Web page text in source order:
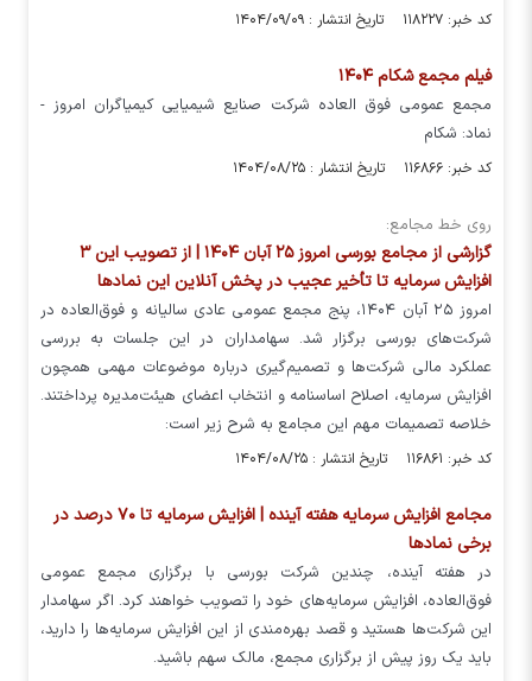
کد خبر: ۱۱۸۲۲۷ تاریخ انتشار : ۱۴۰۴/۰۹/۰۹
فیلم مجمع شکام ۱۴۰۴
مجمع عمومی فوق العاده شرکت صنایع شیمیایی کیمیاگران امروز -
نماد: شکام
کد خبر: ۱۱۶۸۶۶ تاریخ انتشار : ۱۴۰۴/۰۸/۲۵
روی خط مجامع:
گزارشی از مجامع بورسی امروز ۲۵ آبان ۱۴۰۴ | از تصویب این ۳
افزایش سرمایه تا تأخیر عجیب در پخش آنلاین این نماد‌ها
امروز ۲۵ آبان ۱۴۰۴، پنج مجمع عمومی عادی سالیانه و فوق‌العاده در
شرکت‌های بورسی برگزار شد. سهامداران در این جلسات به بررسی
عملکرد مالی شرکت‌ها و تصمیم‌گیری درباره موضوعات مهمی همچون
افزایش سرمایه، اصلاح اساسنامه و انتخاب اعضای هیئت‌مدیره پرداختند.
خلاصه تصمیمات مهم این مجامع به شرح زیر است:
کد خبر: ۱۱۶۸۶۱ تاریخ انتشار : ۱۴۰۴/۰۸/۲۵
مجامع افزایش سرمایه هفته آینده | افزایش سرمایه تا ۷۰ درصد در
برخی نماد‌ها
در هفته آینده، چندین شرکت بورسی با برگزاری مجمع عمومی
فوق‌العاده، افزایش سرمایه‌های خود را تصویب خواهند کرد. اگر سهامدار
این شرکت‌ها هستید و قصد بهره‌مندی از این افزایش سرمایه‌ها را دارید،
باید یک روز پیش از برگزاری مجمع، مالک سهم باشید.